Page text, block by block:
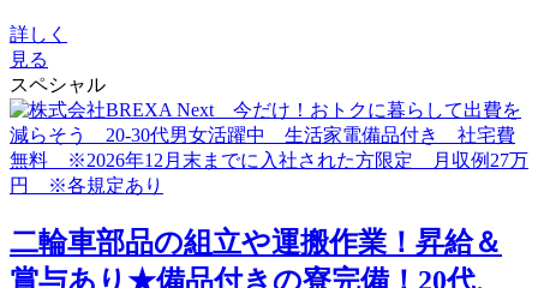
詳しく
見る
スペシャル
二輪車部品の組立や運搬作業！昇給＆
賞与あり★備品付きの寮完備！20代、